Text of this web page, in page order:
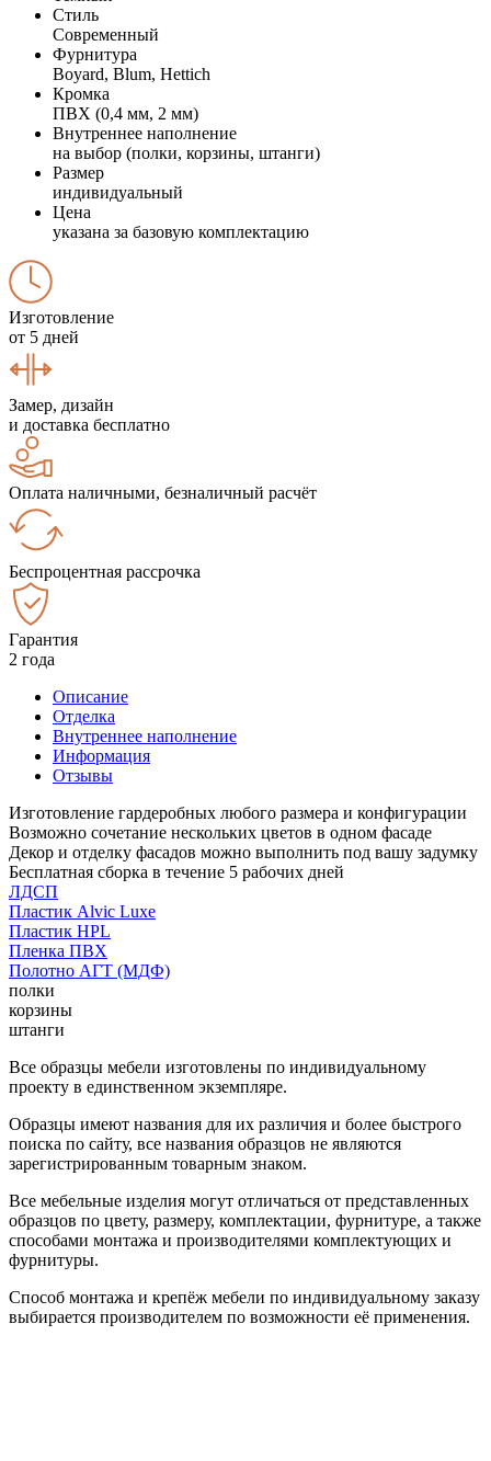
Стиль
Современный
Фурнитура
Boyard, Blum, Hettich
Кромка
ПВХ (0,4 мм, 2 мм)
Внутреннее наполнение
на выбор (полки, корзины, штанги)
Размер
индивидуальный
Цена
указана за базовую комплектацию
Изготовление
от 5 дней
Замер, дизайн
и доставка бесплатно
Оплата наличными, безналичный расчёт
Беспроцентная рассрочка
Гарантия
2 года
Описание
Отделка
Внутреннее наполнение
Информация
Отзывы
Изготовление гардеробных любого размера и конфигурации
Возможно сочетание нескольких цветов в одном фасаде
Декор и отделку фасадов можно выполнить под вашу задумку
Бесплатная сборка в течение 5 рабочих дней
ЛДСП
Пластик Alvic Luxe
Пластик HPL
Пленка ПВХ
Полотно АГТ (МДФ)
полки
корзины
штанги
Все образцы мебели изготовлены по индивидуальному
проекту в единственном экземпляре.
Образцы имеют названия для их различия и более быстрого
поиска по сайту, все названия образцов не являются
зарегистрированным товарным знаком.
Все мебельные изделия могут отличаться от представленных
образцов по цвету, размеру, комплектации, фурнитуре, а также
способами монтажа и производителями комплектующих и
фурнитуры.
Способ монтажа и крепёж мебели по индивидуальному заказу
выбирается производителем по возможности её применения.